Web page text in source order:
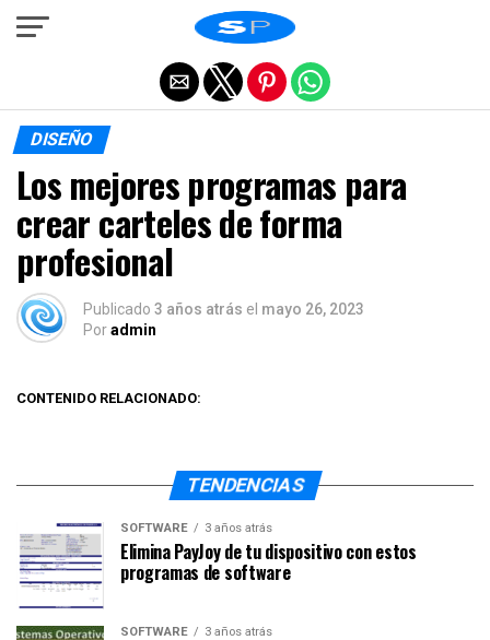
DISEÑO
Los mejores programas para
crear carteles de forma
profesional
Publicado 3 años atrás el mayo 26, 2023
Poradmin
CONTENIDO RELACIONADO:
TENDENCIAS
SOFTWARE 3 años atrás
Elimina PayJoy de tu dispositivo con estos
programas de software
SOFTWARE 3 años atrás
Salir de la versión móvil